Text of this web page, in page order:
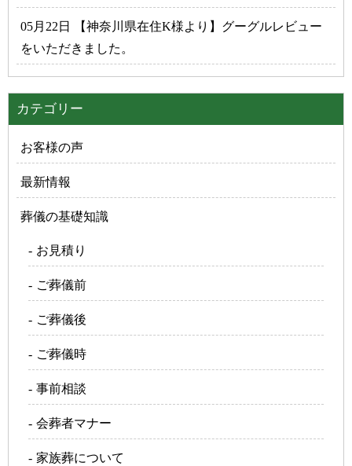
05月22日 【神奈川県在住K様より】グーグルレビュー
をいただきました。
カテゴリー
お客様の声
最新情報
葬儀の基礎知識
お見積り
ご葬儀前
ご葬儀後
ご葬儀時
事前相談
会葬者マナー
家族葬について